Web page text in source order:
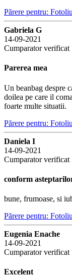
Părere pentru:
Gabriela G
14-09-2021
Cumparator verificat
Parerea mea
Un beanbag despre
doilea pe care il
foarte multe situatii.
Părere pentru:
Daniela I
14-09-2021
Cumparator verificat
conform
bune, frumoase, si
Părere pentru:
Eugenia Enache
14-09-2021
Cumparator verificat
Excelent